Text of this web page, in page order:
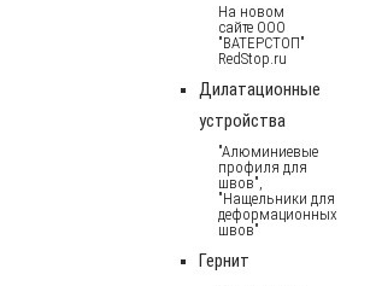
На новом
сайте ООО
"ВАТЕРСТОП"
RedStop.ru
Дилатационные
устройства
"Алюминиевые
профиля для
швов",
"Нащельники для
деформационных
швов"
Гернит